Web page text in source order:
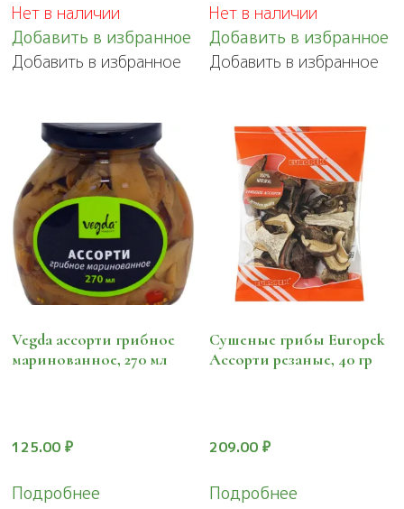
Нет в наличии
Добавить в избранное
Добавить в избранное
Нет в наличии
Добавить в избранное
Добавить в избранное
Vegda ассорти грибное
маринованное, 270 мл
125.00 ₽
Подробнее
Сушеные грибы Europek
Ассорти резаные, 40 гр
209.00₽
Подробнее